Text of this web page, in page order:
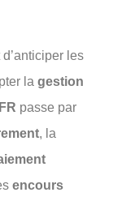
d’anticiper les
la gestion
passe par
, la
encours